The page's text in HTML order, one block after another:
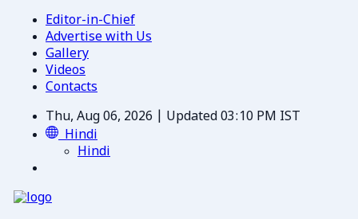
Editor-in-Chief
Advertise with Us
Gallery
Videos
Contacts
Thu, Aug 06, 2026 | Updated 03:10 PM IST
Hindi
Hindi